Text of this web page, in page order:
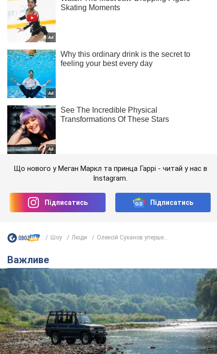
Що нового у Меган Маркл та принца Гаррі - читай у нас в
Instagram.
Підписатись Підписатись
Шоу Люди Олексій Суханов уперше...
Важливе